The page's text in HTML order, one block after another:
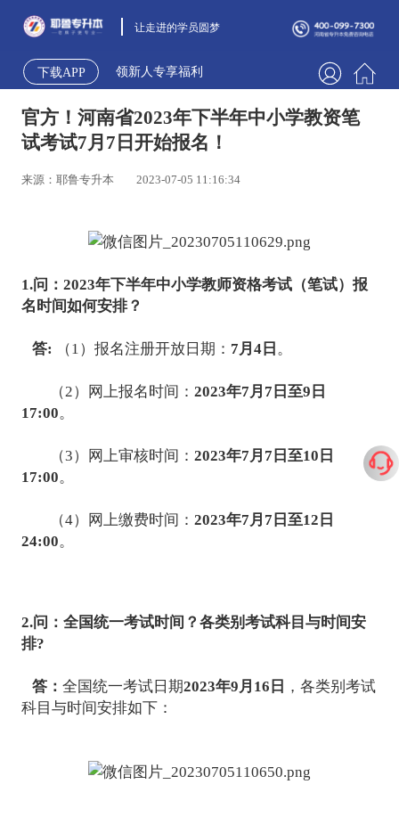
让走进的学员圆梦
下载APP 领新人专享福利
官方！河南省2023年下半年中小学教资笔
试考试7月7日开始报名！
来源：耶鲁专升本 2023-07-05 11:16:34
1.问：2023年下半年中小学教师资格考试（笔试）报
名时间如何安排？
答: （1）报名注册开放日期： 7月4日 。
（2）网上报名时间： 2023年7月7日至9日
17:00。
（3）网上审核时间： 2023年7月7日至10日
17:00。
（4）网上缴费时间： 2023年7月7日至12日
24:00。
2.问：全国统一考试时间？各类别考试科目与时间安
排?
答： 全国统一考试日期2023年9月16日 ，各类别考试
科目与时间安排如下：